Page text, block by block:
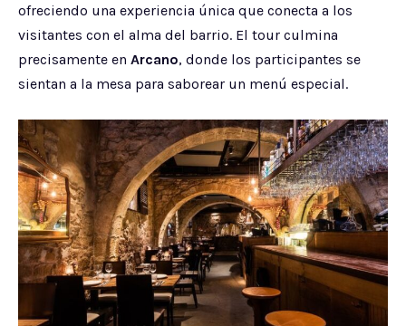
ofreciendo una experiencia única que conecta a los
visitantes con el alma del barrio. El tour culmina
precisamente en Arcano, donde los participantes se
sientan a la mesa para saborear un menú especial.